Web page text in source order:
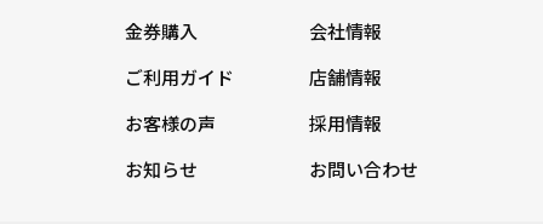
金券購入
ご利用ガイド
お客様の声
お知らせ
会社情報
店舗情報
採用情報
お問い合わせ